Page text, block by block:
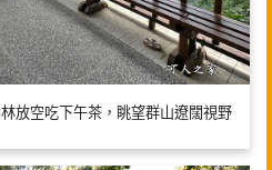
放空吃下午茶，眺望群山遼闊視野